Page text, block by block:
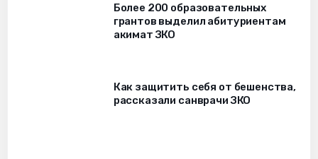
Более 200 образовательных
грантов выделил абитуриентам
акимат ЗКО
Как защитить себя от бешенства,
рассказали санврачи ЗКО